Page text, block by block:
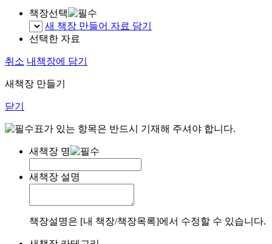
책장선택
새 책장 만들어 자료 담기
선택한 자료
취소 내책장에 담기
새책장 만들기
닫기
표가 있는 항목은 반드시 기재해 주셔야 합니다.
새책장 명
새책장 설명
책장설명은 [내 책장/책장목록]에서 수정할 수 있습니다.